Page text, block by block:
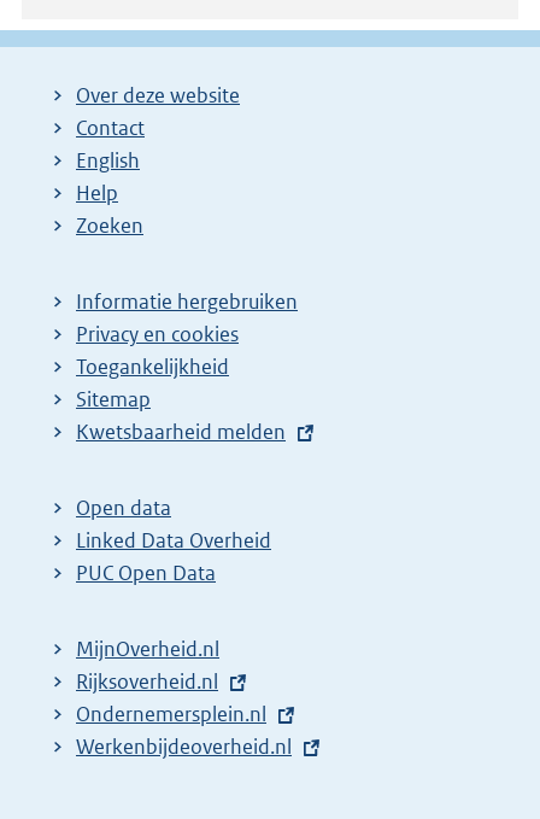
Over deze website
Contact
English
Help
Zoeken
Informatie hergebruiken
Privacy en cookies
Toegankelijkheid
Sitemap
E
t
e
r
l
i
n
k
Kwetsbaarheid melden
Open data
Linked Data Overheid
PUC Open Data
MijnOverheid.nl
E
x
t
Rijksoverheid.nl
E
x
Ondernemersplein.nl
E
Werkenbijdeoverheid.nl